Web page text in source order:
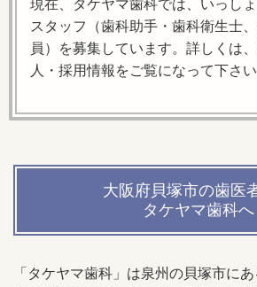
現在、タケヤマ歯科では、いっし
スタッフ（歯科助手・歯科衛生士
員）を募集しています。詳しくは
人・採用情報をご覧になって下さい
大阪府貝塚市の歯医
タケヤマ歯科へ
「タケヤマ歯科」は泉州の貝塚市にあ